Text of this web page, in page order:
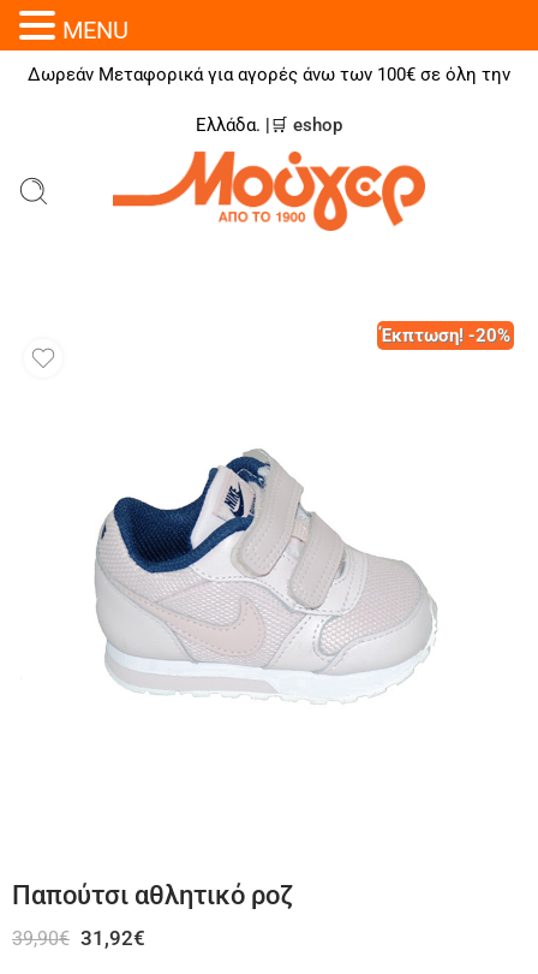
Δωρεάν Μεταφορικά για αγορές άνω των 100€ σε όλη την
Ελλάδα. |🛒 eshop
Έκπτωση! -20%
Παπούτσι αθλητικό ροζ
39,90€ 31,92€
MENU